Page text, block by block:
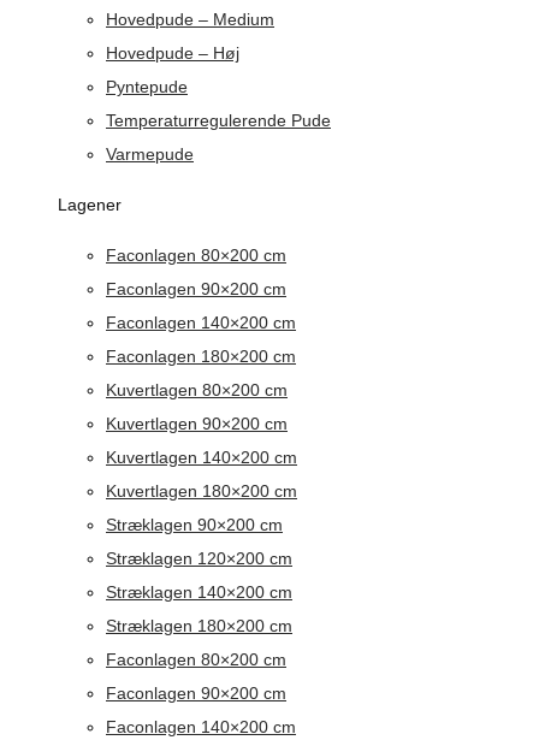
Hovedpude – Medium
Hovedpude – Høj
Pyntepude
Temperaturregulerende Pude
Varmepude
Lagener
Faconlagen 80×200 cm
Faconlagen 90×200 cm
Faconlagen 140×200 cm
Faconlagen 180×200 cm
Kuvertlagen 80×200 cm
Kuvertlagen 90×200 cm
Kuvertlagen 140×200 cm
Kuvertlagen 180×200 cm
Stræklagen 90×200 cm
Stræklagen 120×200 cm
Stræklagen 140×200 cm
Stræklagen 180×200 cm
Faconlagen 80×200 cm
Faconlagen 90×200 cm
Faconlagen 140×200 cm